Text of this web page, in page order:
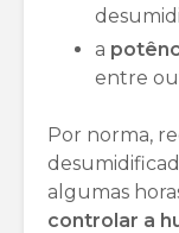
a
entre
Por norma,
algumas
controlar a